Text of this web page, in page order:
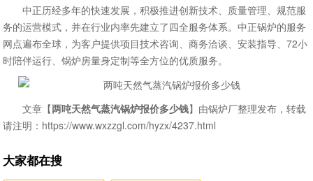
中正历经多年的快速发展，积极推进创新技术、质量管理、规范服
务的运营模式，并在行业内率先建立了四全服务体系。中正锅炉的服务
网点遍布全球，为客户提供项目技术咨询、商务洽谈、安装指导、72小
时陪伴运行、锅炉房量身定制等全方位的优质服务。
文章【两吨天然气蒸汽锅炉报价多少钱】由锅炉厂整理发布，转载
请注明：https://www.wxzzgl.com/hyzx/4237.html
大家都在搜